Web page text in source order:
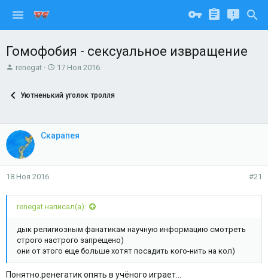
Гомофобия - сексуальное извращение
А
о
е
м
ы
renegat
Д
а
ч
а
а
17 Ноя 2016
Уютненький уголок тролля
Скарапея
18 Ноя 2016 #21
renegat написал(а):
дык религиозным фанатикам научную информацию смотреть
строго настрого запрещено)
они от этого еще больше хотят посадить кого-нить на кол)
Понятно.ренегатик опять в учёного играет...